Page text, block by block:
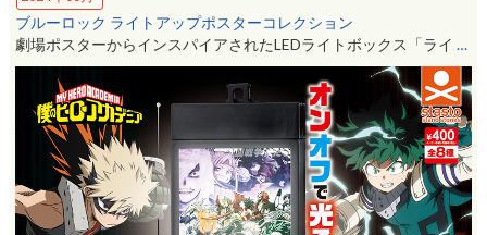
ブルーロック ライトアップポスターコレクション
劇場ポスターからインスパイアされたLEDライトボックス「ライ …